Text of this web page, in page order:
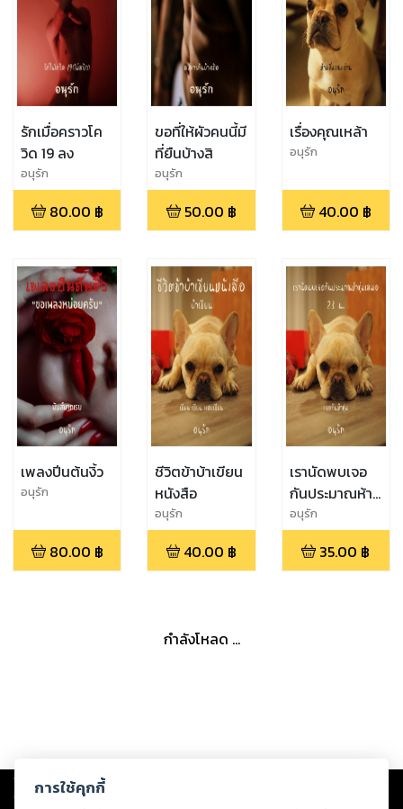
รักเมื่อคราวโค
วิด 19 ลง
อนุรัก
80.00 ฿
ขอที่ให้ผัวคนนี้มี
ที่ยืนบ้างสิ
อนุรัก
50.00 ฿
เรื่องคุณเหล้า
อนุรัก
40.00 ฿
เพลงปีนต้นงิ้ว
อนุรัก
80.00 ฿
ชีวิตข้าบ้าเขียน
หนังสือ
อนุรัก
40.00 ฿
เรานัดพบเจอ
กันประมาณห้า
ทุ่มเสมอ
อนุรัก
35.00 ฿
กำลังโหลด ...
Copyright © 2026
ต่อผลงานหรือเนื้อหาใดที่อัปโหลดผ่านเว็บไซต์และปรากฏว่าละเมิดสิทธิใน
การใช้คุกกี้